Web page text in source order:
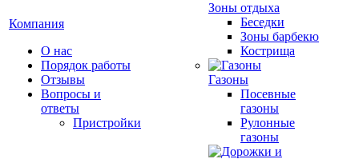
Компания
О нас
Порядок работы
Отзывы
Вопросы и
ответы
Пристройки
Зоны отдыха
Беседки
Зоны барбекю
Кострища
Газоны
Посевные
газоны
Рулонные
газоны